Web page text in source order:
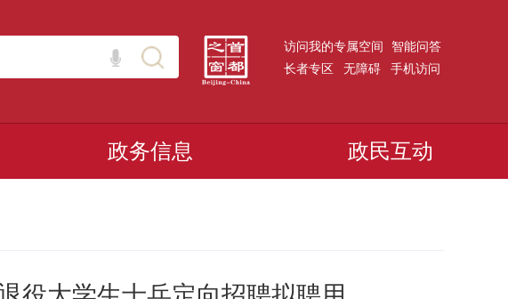
访问我的专属空间
智能问答
长者专区
无障碍 手机访问
政务信息 政民互动